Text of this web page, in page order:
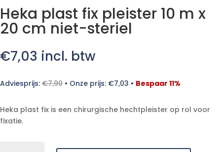
Heka plast fix pleister 10 m x
20 cm niet-steriel
€7,03 incl. btw
Adviesprijs: €7,90 • Onze prijs: €7,03 • Bespaar 11%
Heka plast fix is een chirurgische hechtpleister op rol voor
fixatie.